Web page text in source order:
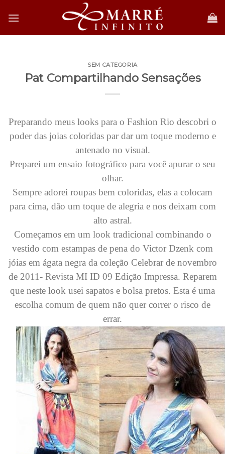
SEM CATEGORIA
Pat Compartilhando Sensações
Preparando meus looks para o Fashion Rio descobri o
poder das joias coloridas par dar um toque moderno e
antenado no visual.
Preparei um ensaio fotográfico para você apurar o seu
olhar.
Sempre adorei roupas bem coloridas, elas a colocam
para cima, dão um toque de alegria e nos deixam com
alto astral.
Começamos em um look tradicional combinando o
vestido com estampas de pena do Victor Dzenk com
jóias em ágata negra da coleção Celebrar de novembro
de 2011- Revista MI ID 09 Edição Impressa. Reparem
que neste look usei sapatos e bolsa pretos. Esta é uma
escolha comum de quem não quer correr o risco de
errar.